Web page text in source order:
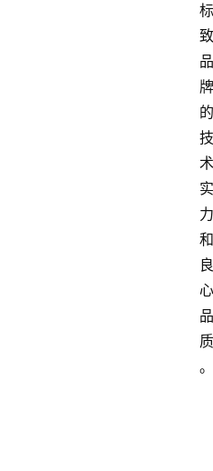
标
致
品
牌
的
技
术
实
力
和
良
心
品
质
。